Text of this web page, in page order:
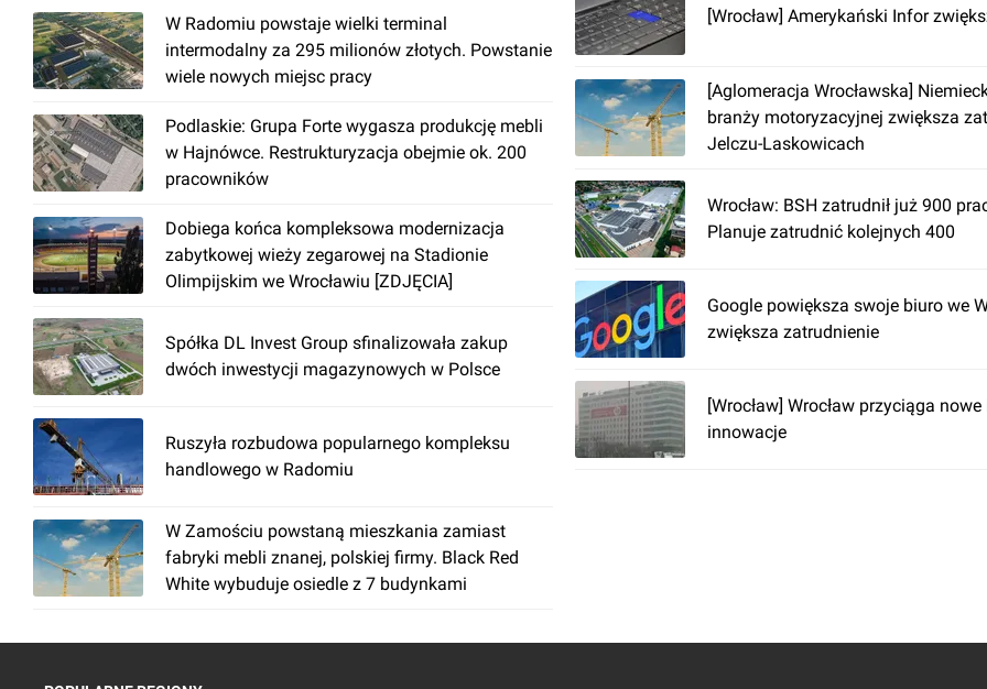
dwa źródła zasilaniaW Radomiu powstaje wielki terminal
intermodalny za 295 milionów złotych. Powstanie
wiele nowych miejsc pracy
Podlaskie: Grupa Forte wygasza produkcję mebli
w Hajnówce. Restrukturyzacja obejmie ok. 200
pracowników
Dobiega końca kompleksowa modernizacja
zabytkowej wieży zegarowej na Stadionie
Olimpijskim we Wrocławiu [ZDJĘCIA]
Spółka DL Invest Group sfinalizowała zakup
dwóch inwestycji magazynowych w Polsce
Ruszyła rozbudowa popularnego kompleksu
handlowego w Radomiu
W Zamościu powstaną mieszkania zamiast
fabryki mebli znanej, polskiej firmy. Black Red
White wybuduje osiedle z 7 budynkami
[Wrocław] Amerykański Infor
[Aglomeracja Wrocławska]
branży motoryzacyjnej zwiększa
Jelczu-Laskowicach
Wrocław: BSH zatrudnił już 900
Planuje zatrudnić kolejnych 400
Google powiększa swoje biuro we
zwiększa zatrudnienie
[Wrocław] Wrocław przyciąga
innowacje